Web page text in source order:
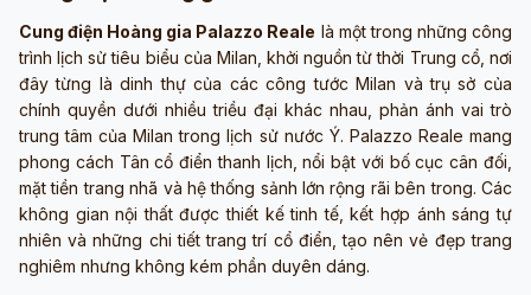
Cung điện Hoàng gia Palazzo Reale là một trong những công
trình lịch sử tiêu biểu của Milan, khởi nguồn từ thời Trung cổ, nơi
đây từng là dinh thự của các công tước Milan và trụ sở của
chính quyền dưới nhiều triều đại khác nhau, phản ánh vai trò
trung tâm của Milan trong lịch sử nước Ý. Palazzo Reale mang
phong cách Tân cổ điển thanh lịch, nổi bật với bố cục cân đối,
mặt tiền trang nhã và hệ thống sảnh lớn rộng rãi bên trong. Các
không gian nội thất được thiết kế tinh tế, kết hợp ánh sáng tự
nhiên và những chi tiết trang trí cổ điển, tạo nên vẻ đẹp trang
nghiêm nhưng không kém phần duyên dáng.